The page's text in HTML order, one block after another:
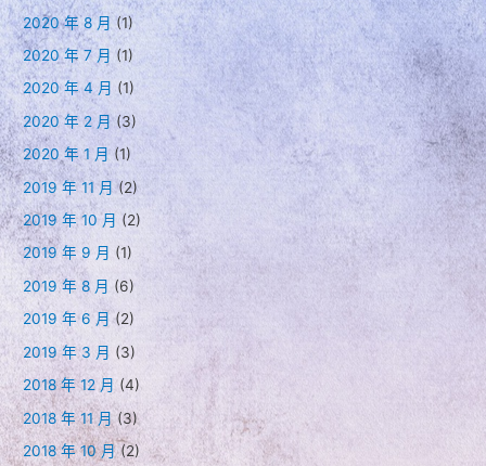
2020 年 8 月 (1)
2020 年 7 月 (1)
2020 年 4 月 (1)
2020 年 2 月(3)
2020 年 1 月(1)
2019 年 11 月 (2)
2019 年 10 月 (2)
2019 年 9 月 (1)
2019 年 8 月 (6)
2019 年 6 月 (2)
2019 年 3 月 (3)
2018 年 12 月 (4)
2018 年 11 月 (3)
2018 年 10 月(2)